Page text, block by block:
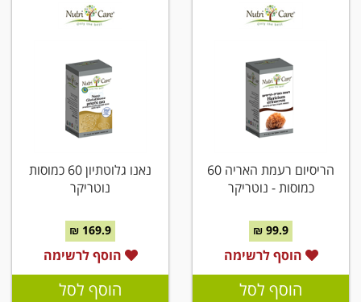
הריסיום רעמת האריה 60
כמוסות - נוטריקר
99.9 ₪
הוסף לרשימה
הוסף לסל
נאנו גלוטתיון 60 כמוסות
נוטריקר
169.9 ₪
הוסף לרשימה
הוסף לסל